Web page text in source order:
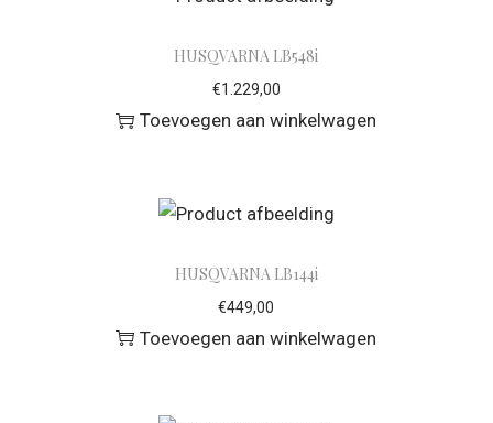
HUSQVARNA LB548i
€1.229,00
Toevoegen aan winkelwagen
HUSQVARNA LB144i
€449,00
Toevoegen aan winkelwagen